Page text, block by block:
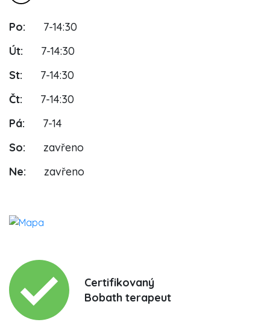
Po:
7-14:30
Út:
7-14:30
St:
7-14:30
Čt:
7-14:30
Pá:
7-14
So:
zavřeno
Ne:
zavřeno
Certifikovaný
Bobath terapeut